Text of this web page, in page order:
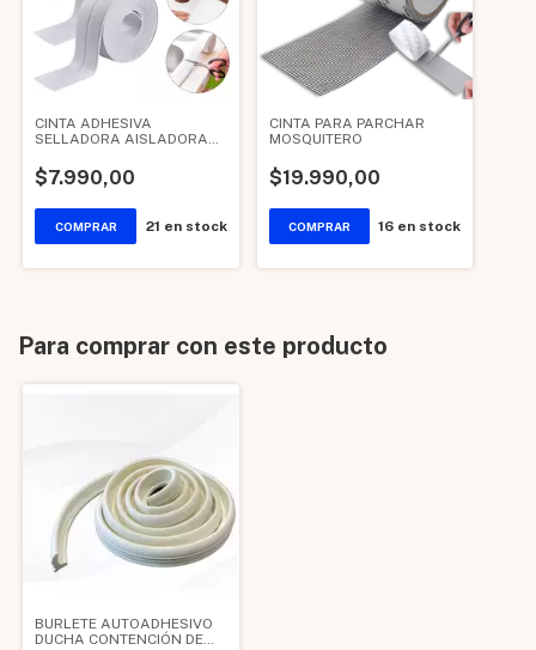
CINTA ADHESIVA
SELLADORA AISLADORA
$7.990,00
21 en stock
CINTA PARA PARCHAR
MOSQUITERO
$19.990,00
16 en stock
Para comprar con este producto
BURLETE AUTOADHESIVO
DUCHA CONTENCIÓN DE